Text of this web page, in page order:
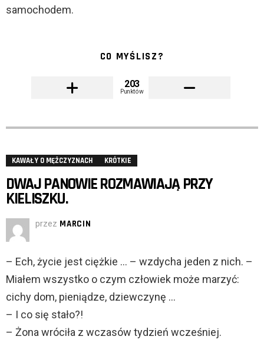
samochodem.
CO MYŚLISZ?
203
Punktów
KAWAŁY O MĘŻCZYZNACH KRÓTKIE
DWAJ PANOWIE ROZMAWIAJĄ PRZY
KIELISZKU.
przez MARCIN
– Ech, życie jest ciężkie … – wzdycha jeden z nich. –
Miałem wszystko o czym człowiek może marzyć:
cichy dom, pieniądze, dziewczynę …
– I co się stało?!
– Żona wróciła z wczasów tydzień wcześniej.